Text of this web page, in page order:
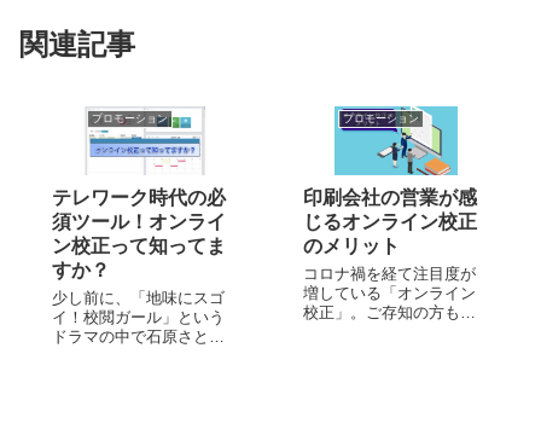
関連記事
プロモーション
テレワーク時代の必
須ツール！オンライ
ン校正って知ってま
すか？
少し前に、「地味にスゴ
イ！校閲ガール」という
ドラマの中で石原さとみ
プロモーション
印刷会社の営業が感
じるオンライン校正
のメリット
コロナ禍を経て注目度が
増している「オンライン
校正」。ご存知の方も多